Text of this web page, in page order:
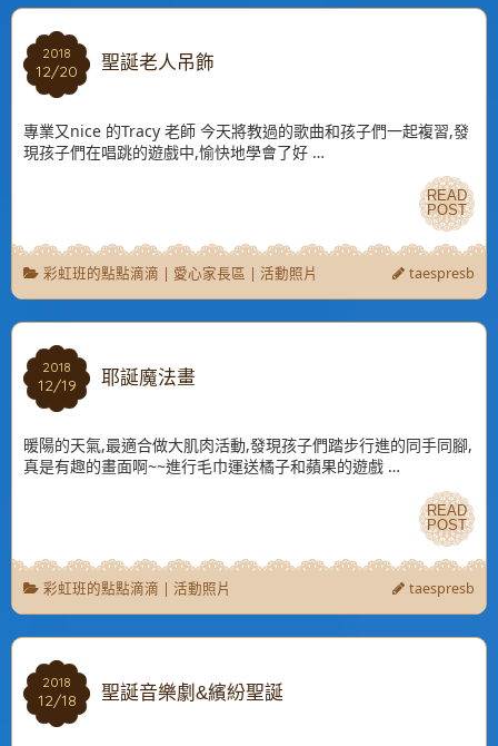
2018
12/20
2018
12/20 聖誕老人吊飾
專業又nice 的Tracy 老師 今天將教過的歌曲和孩子們一起複習,發
現孩子們在唱跳的遊戲中,愉快地學會了好 …
READ
POST
READ
POST
彩虹班的點點滴滴 | 愛心家長區 | 活動照片 taespresb
2018
12/19
2018
12/19 耶誕魔法畫
暖陽的天氣,最適合做大肌肉活動,發現孩子們踏步行進的同手同腳,
真是有趣的畫面啊~~進行毛巾運送橘子和蘋果的遊戲 …
READ
POST
READ
POST
彩虹班的點點滴滴 | 活動照片 taespresb
2018
12/18
2018
12/18 聖誕音樂劇&繽紛聖誕